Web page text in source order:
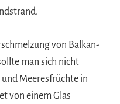
von Balkan-
man sich nicht
und Meeresfrüchte in
von einem Glas